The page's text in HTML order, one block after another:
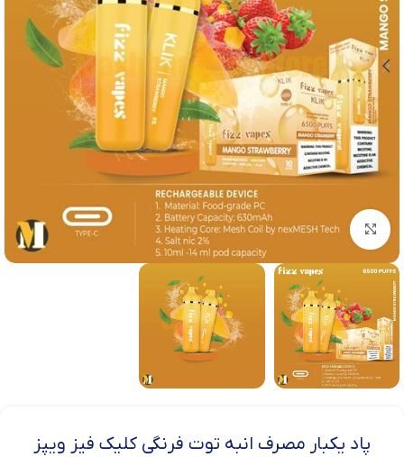
بزرگنمایی تصویر
پاد یکبار مصرف انبه توت فرنگی کلیک فیز ویپز